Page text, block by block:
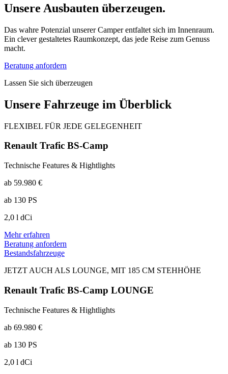
Unsere Ausbauten überzeugen.
Das wahre Potenzial unserer Camper entfaltet sich im Innenraum.
Ein clever gestaltetes Raumkonzept, das jede Reise zum Genuss
macht.
Beratung anfordern
Lassen Sie sich überzeugen
Unsere Fahrzeuge im Überblick
FLEXIBEL FÜR JEDE GELEGENHEIT
Renault Trafic BS-Camp
Technische Features & Hightlights
ab 59.980 €
ab 130 PS
2,0 l dCi
Mehr erfahren
Beratung anfordern
Bestandsfahrzeuge
JETZT AUCH ALS LOUNGE, MIT 185 CM STEHHÖHE
Renault Trafic BS-Camp LOUNGE
Technische Features & Hightlights
ab 69.980 €
ab 130 PS
2,0 l dCi